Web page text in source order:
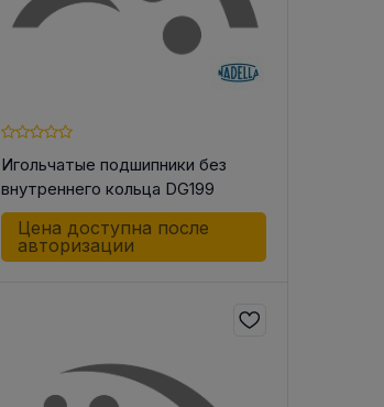
Игольчатые подшипники без
внутреннего кольца DG199
Цена доступна после
авторизации